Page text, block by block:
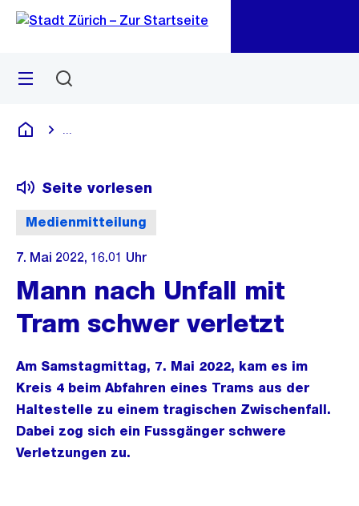
Navigation
Sprunglink
Menü
Deutsch
Medienmitteilung
Seite vorlesen
7. Mai 2022, 16.01 Uhr
Mann nach Unfall mit
Tram schwer verletzt
Am Samstagmittag, 7. Mai 2022, kam es im
Kreis 4 beim Abfahren eines Trams aus der
Haltestelle zu einem tragischen Zwischenfall.
Dabei zog sich ein Fussgänger schwere
Verletzungen zu.